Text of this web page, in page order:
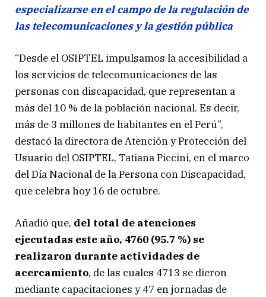
especializarse en el campo de la regulación de
las telecomunicaciones y la gestión pública
“Desde el OSIPTEL impulsamos la accesibilidad a
los servicios de telecomunicaciones de las
personas con discapacidad, que representan a
más del 10 % de la población nacional. Es decir,
más de 3 millones de habitantes en el Perú”,
destacó la directora de Atención y Protección del
Usuario del OSIPTEL, Tatiana Piccini, en el marco
del Día Nacional de la Persona con Discapacidad,
que celebra hoy 16 de octubre.
Añadió que, del total de atenciones
ejecutadas este año, 4760 (95.7 %) se
realizaron durante actividades de
acercamiento, de las cuales 4713 se dieron
mediante capacitaciones y 47 en jornadas de